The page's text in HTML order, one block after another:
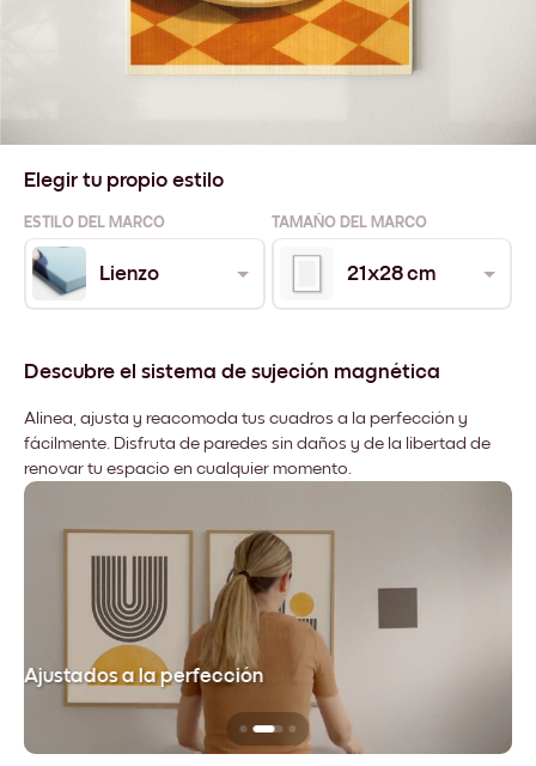
Elegir tu propio estilo
ESTILO DEL MARCO TAMAÑO DEL MARCO
Lienzo 21x28 cm
Descubre el sistema de sujeción magnética
Alinea, ajusta y reacomoda tus cuadros a la perfección y
fácilmente. Disfruta de paredes sin daños y de la libertad de
renovar tu espacio en cualquier momento.
Ajustados a la perfección